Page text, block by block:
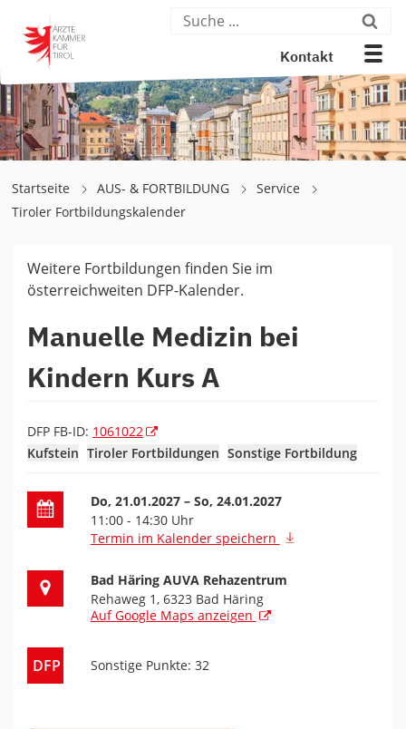
Kontakt
Startseite AUS- & FORTBILDUNG
Service
Tiroler Fortbildungskalender
Weitere Fortbildungen finden Sie im
österreichweiten DFP-Kalender.
Manuelle Medizin bei
Kindern Kurs A
DFP FB-ID: 1061022
Kufstein Tiroler Fortbildungen Sonstige Fortbildung
Datum der Fortbildung
Do, 21.01.2027 – So, 24.01.2027
11:00 - 14:30 Uhr
Termin im Kalender speichern
Ort der Fortbildung
Bad Häring AUVA Rehazentrum
Rehaweg 1, 6323 Bad Häring
Auf Google Maps anzeigen
DFP Sonstige Punkte: 32